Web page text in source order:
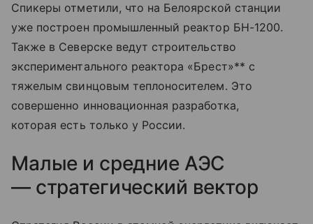
Спикеры отметили, что на Белоярской станции
уже построен промышленный реактор БН-1200.
Также в Северске ведут строительство
экспериментального реактора «Брест»** с
тяжелым свинцовым теплоносителем. Это
совершенно инновационная разработка,
которая есть только у России.
Малые и средние АЭС
— стратегический вектор